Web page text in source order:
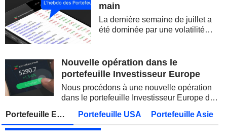
ROCKET LAB CORPORATION
MOORE THREADS TECHNOLOGY CO., LTD. Publication des résultats - Q2 2026
AMRIZE AG
JBS N.V. Publication des résultats - Q2 2026
GEA GROUP AG
Lundi 10 août 2026
VIEL & CIE Publication des résultats - Q2 2026
main
La dernière semaine de juillet a
été dominée par une volatilité
semi-conducteurs. Les
inquiétudes sur la soutenabilité
Nouvelle opération dans le
portefeuille Investisseur Europe
Nous procédons à une nouvelle opération
dans le portefeuille Investisseur Europe de
Portefeuille Europe Portefeuille USA Portefeuille Asie